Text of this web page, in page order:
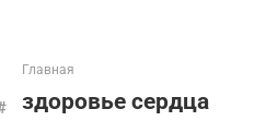
Главная
здоровье сердца